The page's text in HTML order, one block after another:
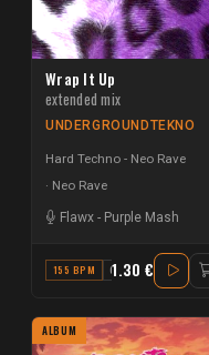
Wrap It Up
extended mix
UNDERGROUNDTEKNO
Hard Techno - Neo Rave
Neo Rave
Flawx - Purple Mash
155 BPM G1.30 €
ALBUM